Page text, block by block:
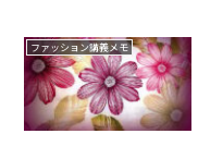
ファッション講義メモ